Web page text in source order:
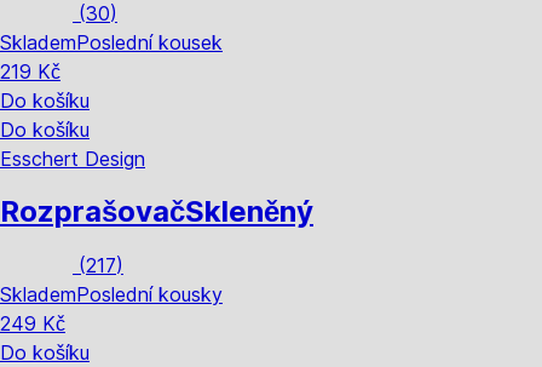
(30)
SklademPoslední kousek
219 Kč
Do košíku
Do košíku
Esschert Design
RozprašovačSkleněný
(217)
SklademPoslední kousky
249 Kč
Do košíku